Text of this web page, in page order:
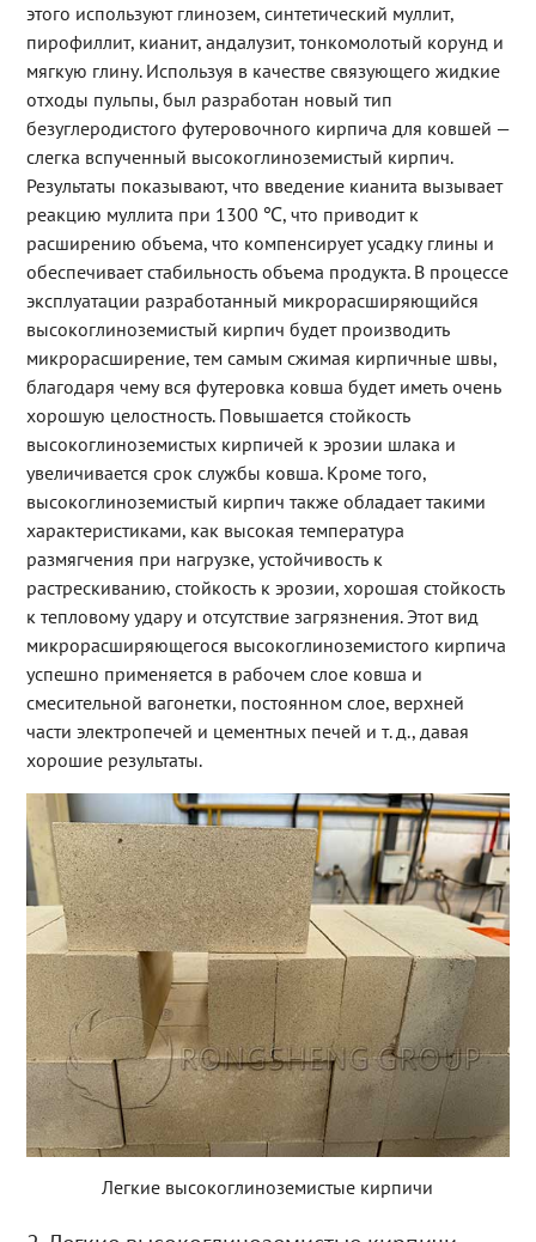
этого используют глинозем, синтетический муллит,
пирофиллит, кианит, андалузит, тонкомолотый корунд и
мягкую глину. Используя в качестве связующего жидкие
отходы пульпы, был разработан новый тип
безуглеродистого футеровочного кирпича для ковшей —
слегка вспученный высокоглиноземистый кирпич.
Результаты показывают, что введение кианита вызывает
реакцию муллита при 1300 ℃, что приводит к
расширению объема, что компенсирует усадку глины и
обеспечивает стабильность объема продукта. В процессе
эксплуатации разработанный микрорасширяющийся
высокоглиноземистый кирпич будет производить
микрорасширение, тем самым сжимая кирпичные швы,
благодаря чему вся футеровка ковша будет иметь очень
хорошую целостность. Повышается стойкость
высокоглиноземистых кирпичей к эрозии шлака и
увеличивается срок службы ковша. Кроме того,
высокоглиноземистый кирпич также обладает такими
характеристиками, как высокая температура
размягчения при нагрузке, устойчивость к
растрескиванию, стойкость к эрозии, хорошая стойкость
к тепловому удару и отсутствие загрязнения. Этот вид
микрорасширяющегося высокоглиноземистого кирпича
успешно применяется в рабочем слое ковша и
смесительной вагонетки, постоянном слое, верхней
части электропечей и цементных печей и т. д., давая
хорошие результаты.
Легкие высокоглиноземистые кирпичи